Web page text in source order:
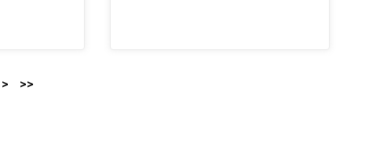
> >>